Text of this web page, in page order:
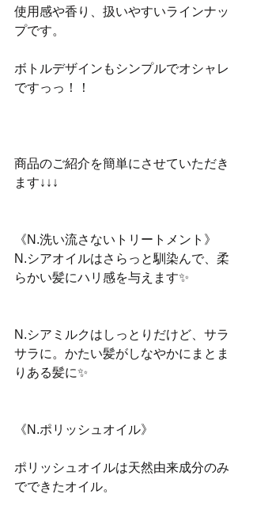
使用感や香り、扱いやすいラインナッ
プです。
ボトルデザインもシンプルでオシャレ
ですっっ！！
商品のご紹介を簡単にさせていただき
ます↓↓↓
《N.洗い流さないトリートメント》
N.シアオイルはさらっと馴染んで、柔
らかい髪にハリ感を与えます✨
N.シアミルクはしっとりだけど、サラ
サラに。かたい髪がしなやかにまとま
りある髪に✨
《N.ポリッシュオイル》
ポリッシュオイルは天然由来成分のみ
でできたオイル。